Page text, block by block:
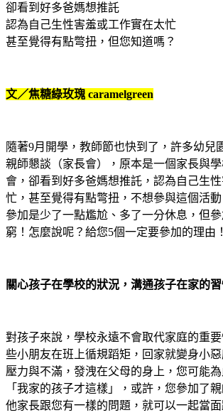
卻看到好多爸媽想推託
認為自己生性害羞或工作實在太忙
甚至覺得有點彆扭，但您知道嗎？
文／焦糖綠玫瑰 caramelgreen
隨著9月開學，教師節也快到了，許多幼兒
親師懇談（家長會），原本是一個家長與
會，卻看到好多爸媽想推託，認為自己生
忙，甚至覺得有點彆扭，不想參與這個活
參加是少了一點尷尬、多了一分休息，但
窮！怎麼說呢？給您5個一定要參加的理由！
關心孩子在學校的狀況，溝通孩子在家的
對孩子來說，學校永遠不會取代家庭的重
些小朋友在班上循規蹈矩，回家就變身小
壓力與不滿，發洩在父母的身上，您可能
「我家的孩子才這樣」，或許，您參加了
他家長跟您有一樣的問題，就可以一起當